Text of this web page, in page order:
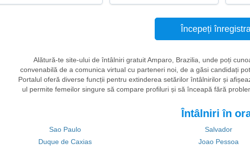
Începeți
Alătură-te site-ului de întâlniri gratuit Amparo, Brazilia, unde poți
convenabilă de a comunica virtual cu parteneri noi, de a găsi candidați
Portalul oferă diverse funcții pentru extinderea setărilor întâlnirilor și
ul permite femeilor singure să compare profiluri și să înceapă fără
Întâlniri în
Sao Paulo Salvador
Duque de Caxias
Joao Pessoa